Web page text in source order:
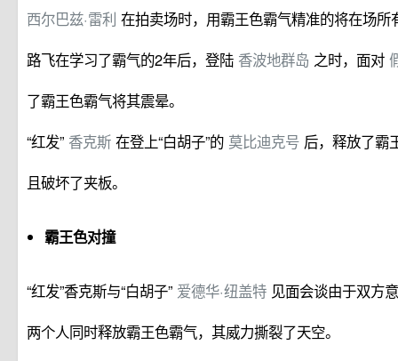
西尔巴兹·雷利 在拍卖场时，用霸王色霸气精准的将在场
路飞在学习了霸气的2年后，登陆 香波地群岛 之时，面对
了霸王色霸气将其震晕。
“红发” 香克斯 在登上“白胡子”的 莫比迪克号 后，释放了霸
且破坏了夹板。
霸王色对撞
“红发”香克斯与“白胡子” 爱德华·纽盖特 见面会谈由于双方
两个人同时释放霸王色霸气，其威力撕裂了天空。